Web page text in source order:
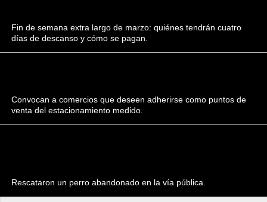
Fin de semana extra largo de marzo: quiénes tendrán cuatro
días de descanso y cómo se pagan.
Convocan a comercios que deseen adherirse como puntos de
venta del estacionamiento medido.
Rescataron un perro abandonado en la vía pública.